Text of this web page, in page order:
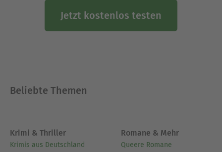
Jetzt kostenlos testen
Beliebte Themen
Krimi & Thriller
Krimis aus Deutschland
Romane & Mehr
Queere Romane